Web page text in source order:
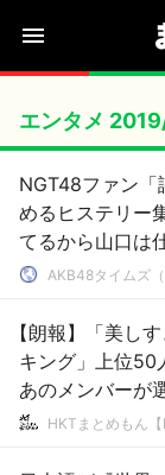
エンタメ
NGT48ファン「
めるヒステリー
てるから山口は
AKB48タイムズ
【朗報】「美し
キング」上位50
あのメンバーが
HKTまとめもん【